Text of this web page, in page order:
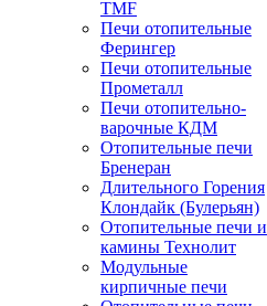
TMF
Печи отопительные
Ферингер
Печи отопительные
Прометалл
Печи отопительно-
варочные КДМ
Отопительные печи
Бренеран
Длительного Горения
Клондайк (Булерьян)
Отопительные печи и
камины Технолит
Модульные
кирпичные печи